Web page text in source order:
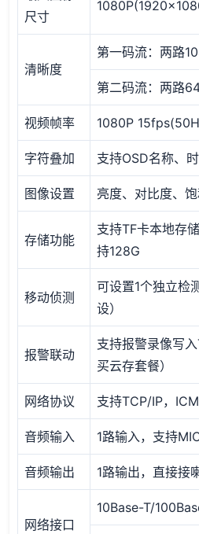
尺寸
清晰度
第一码流：两路
第二码流：两路
视频帧率 1080P
字符叠加 支持OSD名称、
图像设置 亮度、对比度、
存储功能
支持TF卡本地存
持128G
移动侦测
可设置1个独立检
设）
报警联动
支持报警录像写
买云存套餐）
网络协议 支持TCP/IP，
音频输入 1路输入，支持
音频输出 1路输出，直接接
网络接口
10Base-T/